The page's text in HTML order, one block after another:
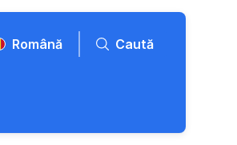
Română Caută